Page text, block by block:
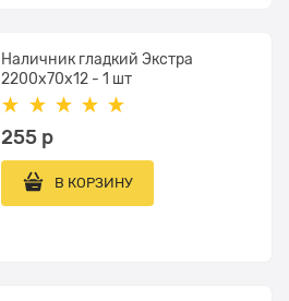
Наличник гладкий Экстра
2200x70x12 - 1 шт
255 р
В КОРЗИНУ